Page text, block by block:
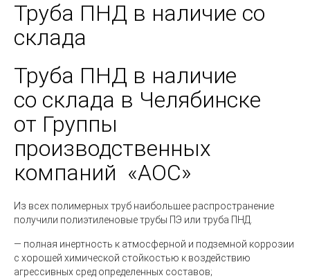
Труба ПНД в наличие со
склада
Труба ПНД в наличие
со склада в Челябинске
от Группы
производственных
компаний «АОС»
Из всех полимерных труб наибольшее распространение
получили полиэтиленовые трубы ПЭ или труба ПНД.
— полная инертность к атмосферной и подземной коррозии
с хорошей химической стойкостью к воздействию
агрессивных сред определенных составов;